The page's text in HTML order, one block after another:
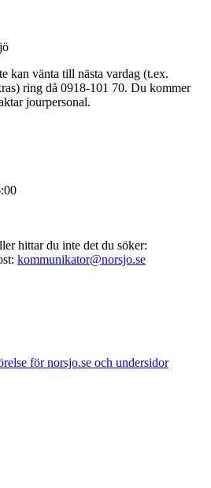
kan vänta till nästa vardag (t.ex.
) ring då 0918-101 70. Du kommer
jourpersonal.
hittar du inte det du söker:
kommunikator@norsjo.se
för norsjo.se och undersidor